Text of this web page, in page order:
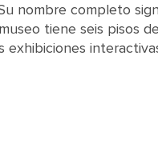
nombre completo
tiene seis pisos
exhibiciones